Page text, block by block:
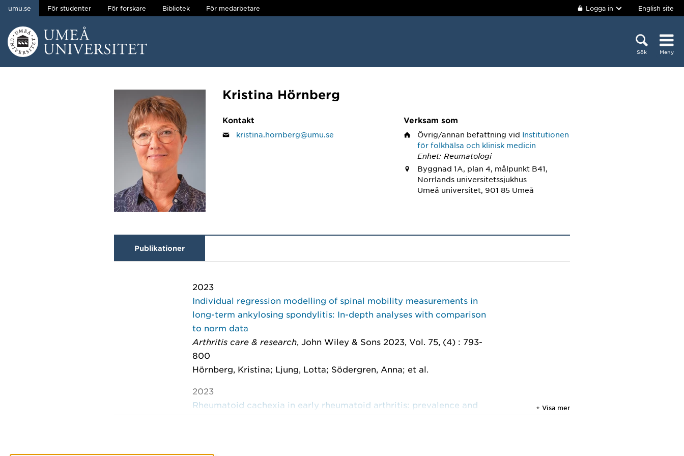
Hoppa direkt till innehållet
umu.se För studenter För forskare Bibliotek För medarbetare Logga in English site
Sök Meny
Kristina Hörnberg
Kontakt
kristina.hornberg@umu.se
Verksam som
Övrig/annan befattning vid Institutionen
för folkhälsa och klinisk medicin
Enhet: Reumatologi
Byggnad 1A, plan 4, målpunkt B41,
Norrlands universitetssjukhus
Umeå universitet, 901 85 Umeå
Publikationer
2023
Individual regression modelling of spinal mobility measurements in
long-term ankylosing spondylitis: In-depth analyses with comparison
to norm data
Arthritis care & research, John Wiley & Sons 2023, Vol. 75, (4) : 793-
800
Hörnberg, Kristina; Ljung, Lotta; Södergren, Anna; et al.
2023
Rheumatoid cachexia in early rheumatoid arthritis: prevalence and
+ Visa mer